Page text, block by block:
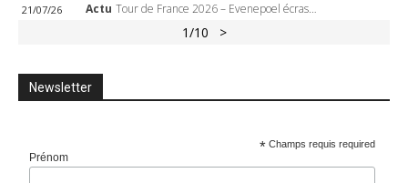
21/07/26 Actu Tour de France 2026 – Evenepoel écrase le chrono d’Évian, Seixas 4e, Lipowitz abandonne
1/10 >
Newsletter
* Champs requis required
Prénom